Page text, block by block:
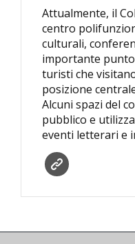
Attualmente, il
centro
culturali,
importante
turisti che
posizione
Alcuni spazi del
pubblico e
eventi letterari e